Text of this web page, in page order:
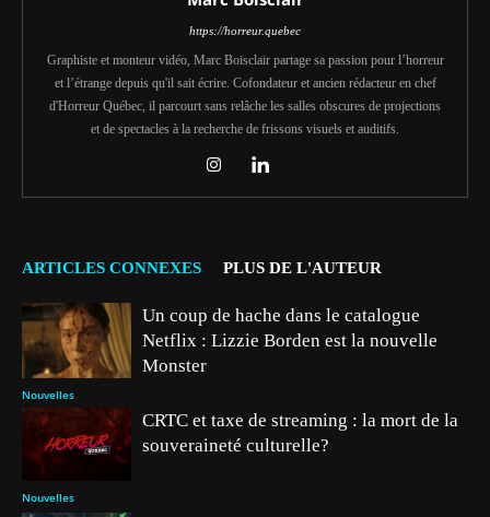
https://horreur.quebec
Graphiste et monteur vidéo, Marc Boisclair partage sa passion pour l’horreur
et l’étrange depuis qu'il sait écrire. Cofondateur et ancien rédacteur en chef
d'Horreur Québec, il parcourt sans relâche les salles obscures de projections
et de spectacles à la recherche de frissons visuels et auditifs.
ARTICLES CONNEXES PLUS DE L'AUTEUR
Nouvelles
Un coup de hache dans le catalogue
Netflix : Lizzie Borden est la nouvelle
Monster
Nouvelles
CRTC et taxe de streaming : la mort de la
souveraineté culturelle?